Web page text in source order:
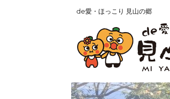
de愛・ほっこり 見山の郷